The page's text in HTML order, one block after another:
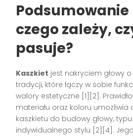
Podsumowanie
czego zależy,
pasuje?
Kaszkiet jest nakryciem głowy
tradycji, które łączy w sobie
walory estetyczne [1][2].
materiału oraz koloru
kaszkietu do budowy głowy,
indywidualnego stylu [2][4].